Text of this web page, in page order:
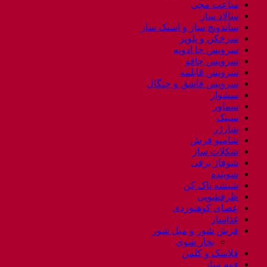
ساعت مچی
سالاد ساز
ساندویچ ساز و اسنک ساز
سرخکن و پلوپز
سرویس جا ادویه
سرویس چاقو
سرویس قابلمه
سرویس قاشق و چنگال
سشوار
سماور
سینک
شارژر
شامپو فرش
شکلات ساز
شوفاژ برقی
شوینده
شیشه پاک کن
ظرفشویی
عصای کوهنوردی
غذاساز
فرش شور و مبل شور
بخار شوی
فلاسک و کلمن
فوم ساز